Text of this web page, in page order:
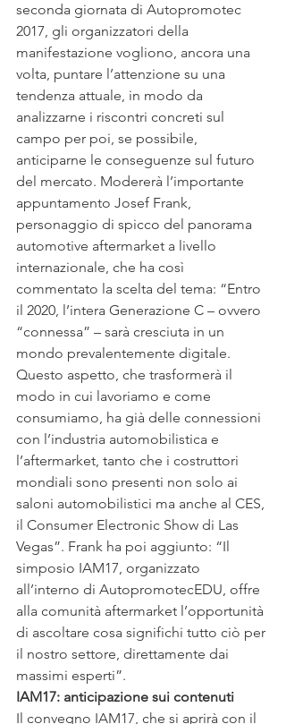
seconda giornata di Autopromotec
2017, gli organizzatori della
manifestazione vogliono, ancora una
volta, puntare l’attenzione su una
tendenza attuale, in modo da
analizzarne i riscontri concreti sul
campo per poi, se possibile,
anticiparne le conseguenze sul futuro
del mercato. Modererà l’importante
appuntamento Josef Frank,
personaggio di spicco del panorama
automotive aftermarket a livello
internazionale, che ha così
commentato la scelta del tema: “Entro
il 2020, l’intera Generazione C – ovvero
“connessa” – sarà cresciuta in un
mondo prevalentemente digitale.
Questo aspetto, che trasformerà il
modo in cui lavoriamo e come
consumiamo, ha già delle connessioni
con l’industria automobilistica e
l’aftermarket, tanto che i costruttori
mondiali sono presenti non solo ai
saloni automobilistici ma anche al CES,
il Consumer Electronic Show di Las
Vegas”. Frank ha poi aggiunto: “Il
simposio IAM17, organizzato
all’interno di AutopromotecEDU, offre
alla comunità aftermarket l’opportunità
di ascoltare cosa significhi tutto ciò per
il nostro settore, direttamente dai
massimi esperti”.
IAM17: anticipazione sui contenuti
Il convegno IAM17, che si aprirà con il